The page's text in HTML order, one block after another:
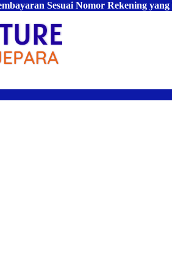
Sesuai Nomor Rekening